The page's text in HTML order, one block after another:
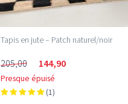
Tapis en jute – Patch naturel/noir
205,00 144,90
Presque épuisé
(1)